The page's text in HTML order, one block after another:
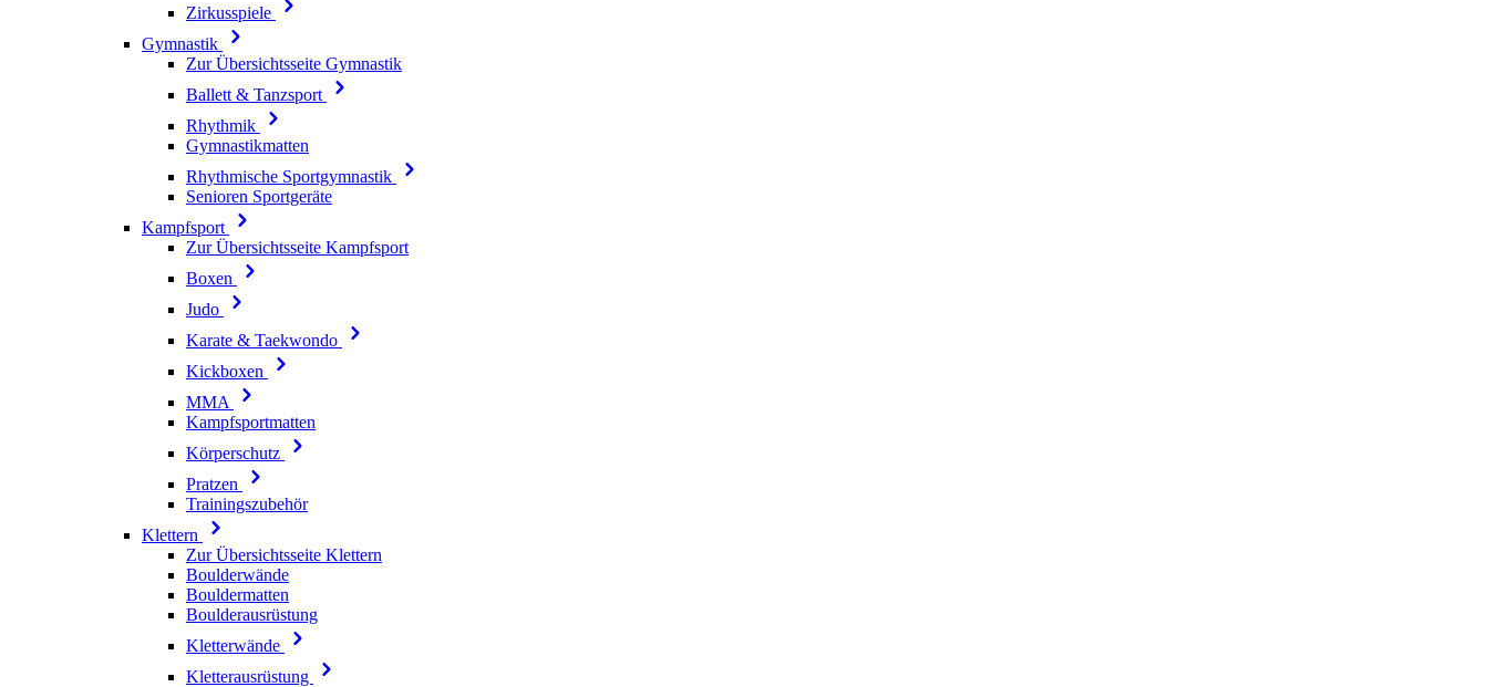
Zirkusspiele
Gymnastik
Zur Übersichtsseite Gymnastik
Ballett & Tanzsport
Rhythmik
Gymnastikmatten
Rhythmische Sportgymnastik
Senioren Sportgeräte
Kampfsport
Zur Übersichtsseite Kampfsport
Boxen
Judo
Karate & Taekwondo
Kickboxen
MMA
Kampfsportmatten
Körperschutz
Pratzen
Trainingszubehör
Klettern
Zur Übersichtsseite Klettern
Boulderwände
Bouldermatten
Boulderausrüstung
Kletterwände
Kletterausrüstung